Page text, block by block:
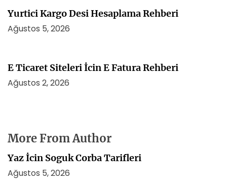
Yurtici Kargo Desi Hesaplama Rehberi
Ağustos 5, 2026
E Ticaret Siteleri İcin E Fatura Rehberi
Ağustos 2, 2026
More From Author
Yaz İcin Soguk Corba Tarifleri
Ağustos 5, 2026